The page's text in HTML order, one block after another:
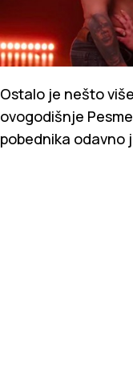
Ostalo je nešto
ovogodišnje
pobednika odavno